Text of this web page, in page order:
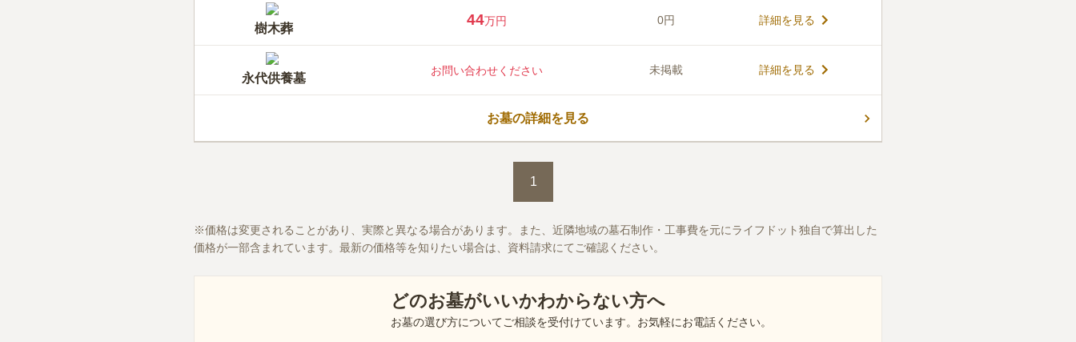
樹木葬
44万円 0円 詳細を見る
永代供養墓
お問い合わせください 未掲載 詳細を見る
お墓の詳細を見る
1
価格は変更されることがあり、実際と異なる場合があります。また、近隣地域の墓石制作・工事費を元にライフドット独自で算出した
価格が一部含まれています。最新の価格等を知りたい場合は、資料請求にてご確認ください。
どのお墓がいいかわからない方へ
お墓の選び方についてご相談を受付けています。お気軽にお電話ください。